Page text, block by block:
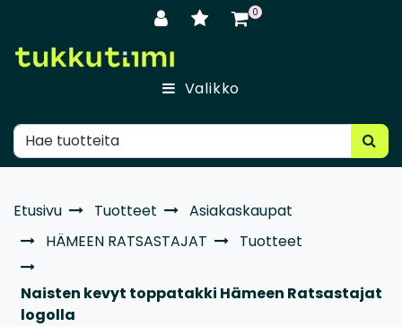
0
Valikko
Etusivu Tuotteet
Asiakaskaupat
HÄMEEN RATSASTAJAT
Tuotteet
Naisten kevyt toppatakki Hämeen Ratsastajat
logolla